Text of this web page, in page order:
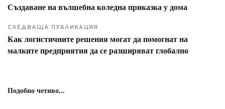
Създаване на вълшебна коледна приказка у дома
СЛЕДВАЩА ПУБЛИКАЦИЯ
Как логистичните решения могат да помогнат на
малките предприятия да се разширяват глобално
Подобно четиво...